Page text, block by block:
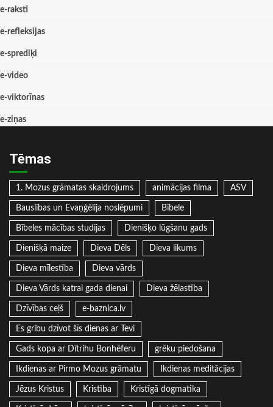
e-raksti
e-refleksijas
e-sprediķi
e-video
e-viktorīnas
e-ziņas
Tēmas
1. Mozus grāmatas skaidrojums animācijas filma ASV
Bauslības un Evaņģēlija noslēpumi Bībele
Bībeles mācības studijas Dienišķo lūgšanu gads
Dienišķā maize Dieva Dēls Dieva likums
Dieva mīlestība Dieva vārds
Dieva Vārds katrai gada dienai Dieva žēlastība
Dzīvības ceļš e-baznica.lv
Es gribu dzīvot šīs dienas ar Tevi
Gads kopa ar Dītrihu Bonhēferu grēku piedošana
Ikdienas ar Pirmo Mozus grāmatu Ikdienas meditācijas
Jēzus Kristus Kristība Kristīgā dogmatika